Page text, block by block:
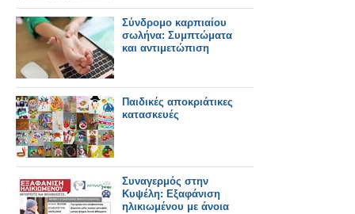
Σύνδρομο καρπιαίου
σωλήνα: Συμπτώματα
και αντιμετώπιση
Παιδικές αποκριάτικες
κατασκευές
Συναγερμός στην
Κυψέλη: Εξαφάνιση
ηλικιωμένου με άνοια